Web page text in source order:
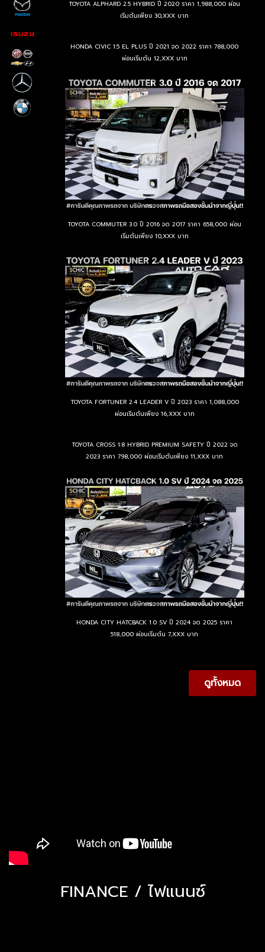
TOYOTA ALPHARD 2.5 HYBRID ปี 2020 ราคา 1,988,000 ผ่อน
เริ่มต้นเพียง 30,XXX บาท
HONDA CIVIC 1.5 EL PLUS ปี 2021 จด 2022 ราคา 788,000
ผ่อนเริ่มต้น 12,XXX บาท
TOYOTA COMMUTER 3.0 ปี 2016 จด 2017 ราคา 658,000 ผ่อน
เริ่มต้นเพียง 10,XXX บาท
TOYOTA FORTUNER 2.4 LEADER V ปี 2023 ราคา 1,088,000
ผ่อนเริ่มต้นเพียง 16,XXX บาท
TOYOTA CROSS 1.8 HYBRID PREMIUM SAFETY ปี 2022 จด
2023 ราคา 798,000 ผ่อนเริ่มต้นเพียง 11,XXX บาท
HONDA CITY HATCBACK 1.0 SV ปี 2024 จด 2025 ราคา
518,000 ผ่อนเริ่มต้น 7,XXX บาท
ดูทั้งหมด
FINANCE / ไฟแนนซ์